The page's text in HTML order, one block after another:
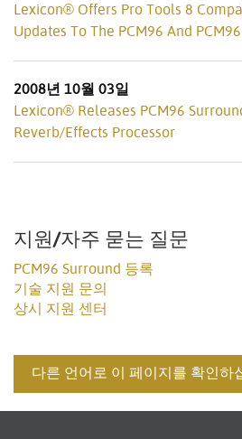
Lexicon® Offers Pro Tools 8
Updates To The PCM96 And
2008년 10월 03일
Lexicon® Releases PCM96
Reverb/Effects Processor
지원/자주 묻는 질문
PCM96 Surround 등록
기술 지원 문의
상시 지원 센터
다른 언어로 이 페이지를 확인하